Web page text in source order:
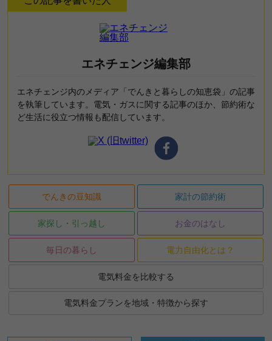
エネチェンジ編集部
エネチェンジ内のメディア「でんきと暮らしの知恵袋」の記事
を執筆しています。電気・ガスに関する記事のほか、節約術な
ど生活に役立つ情報も配信しています。
でんきの豆知識 家計の節約術
家探し・引っ越し お金のはなし
毎日の暮らし 電力自由化とは？
電気料金を比較する
電気料金プランを地域・特徴から探す